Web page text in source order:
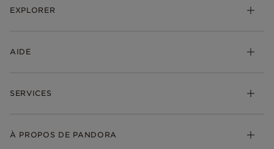
EXPLORER
Bijoux
Trouver une boutique
AIDE
Suivre ma commande
Échanges et retours
SERVICES
Gravure
À PROPOS DE PANDORA